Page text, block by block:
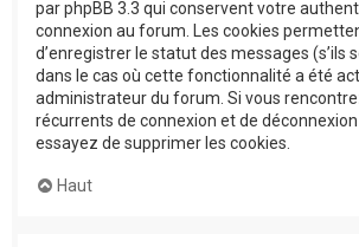
par phpBB 3.3 qui conservent votre
connexion au forum. Les cookies
d’enregistrer le statut des messages (s’ils
dans le cas où cette fonctionnalité a été
administrateur du forum. Si vous
récurrents de connexion et de
essayez de supprimer les cookies.
Haut